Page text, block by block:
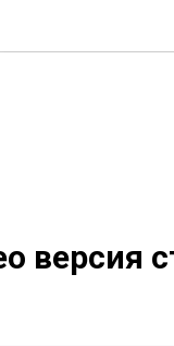
версия